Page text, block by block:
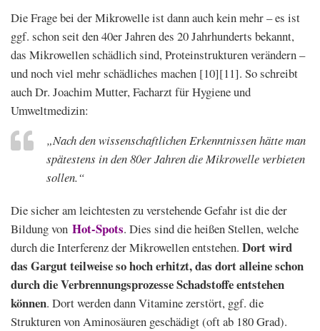
Die Frage bei der Mikrowelle ist dann auch kein mehr – es ist
ggf. schon seit den 40er Jahren des 20 Jahrhunderts bekannt,
das Mikrowellen schädlich sind, Proteinstrukturen verändern –
und noch viel mehr schädliches machen [10][11]. So schreibt
auch Dr. Joachim Mutter, Facharzt für Hygiene und
Umweltmedizin:
„Nach den wissenschaftlichen Erkenntnissen hätte man
spätestens in den 80er Jahren die Mikrowelle verbieten
sollen.“
Die sicher am leichtesten zu verstehende Gefahr ist die der
Bildung von Hot-Spots. Dies sind die heißen Stellen, welche
durch die Interferenz der Mikrowellen entstehen. Dort wird
das Gargut teilweise so hoch erhitzt, das dort alleine schon
durch die Verbrennungsprozesse Schadstoffe entstehen
können. Dort werden dann Vitamine zerstört, ggf. die
Strukturen von Aminosäuren geschädigt (oft ab 180 Grad).